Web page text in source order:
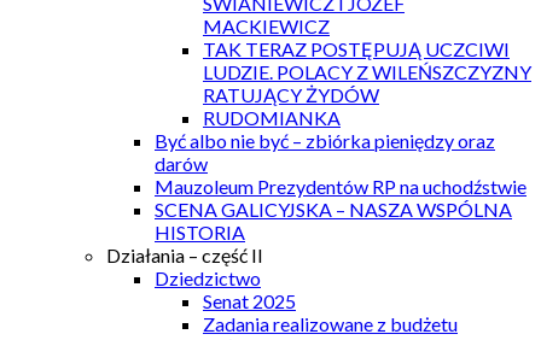
MACKIEWICZ
TAK TERAZ POSTĘPUJĄ UCZCIWI
LUDZIE. POLACY Z WILEŃSZCZYZNY
RATUJĄCY ŻYDÓW
RUDOMIANKA
Być albo nie być – zbiórka pieniędzy oraz
darów
Mauzoleum Prezydentów RP na uchodźstwie
SCENA GALICYJSKA – NASZA WSPÓLNA
HISTORIA
Działania – część II
Dziedzictwo
Senat 2025
Zadania realizowane z budżetu